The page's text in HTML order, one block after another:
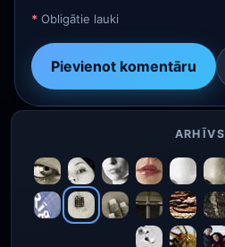
* Obligātie lauki
Pievienot komentāru
ARHĪVS